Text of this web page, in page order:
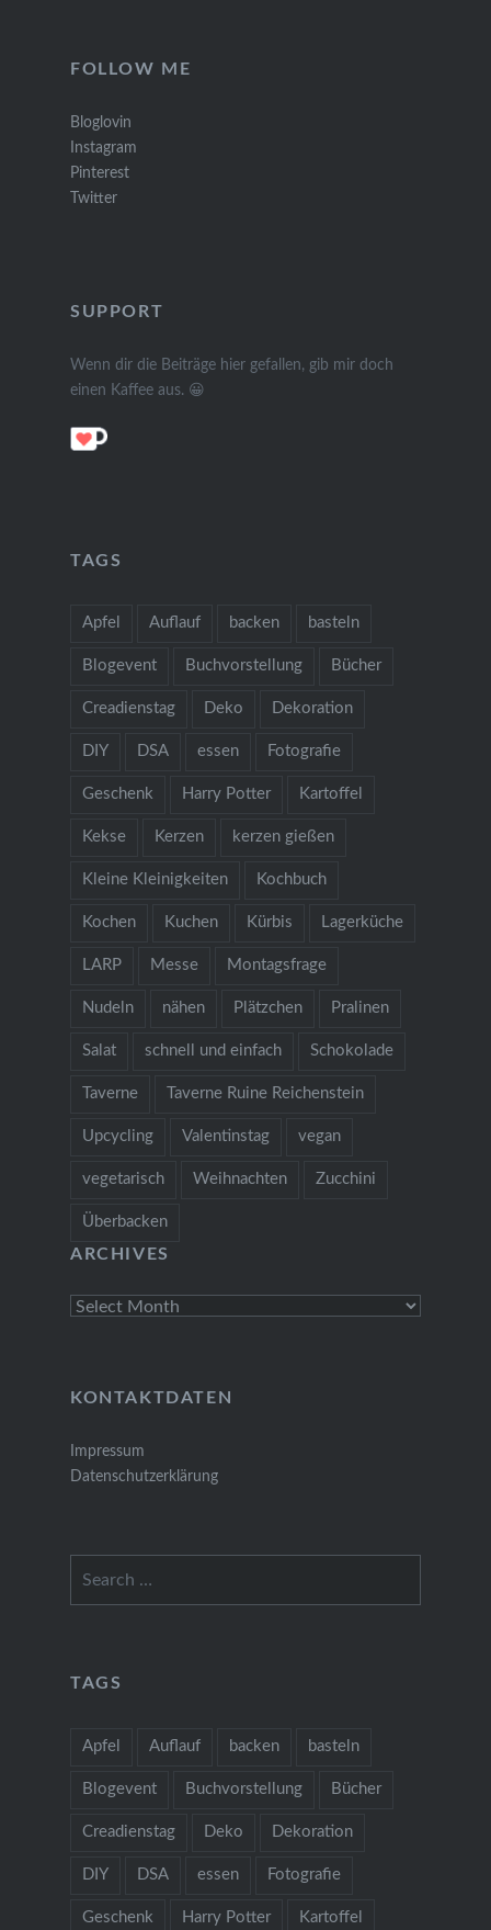
FOLLOW ME
Bloglovin
Instagram
Pinterest
Twitter
SUPPORT
Wenn dir die Beiträge hier gefallen, gib mir doch
einen Kaffee aus. 😀
TAGS
Apfel Auflauf backen basteln
Blogevent Buchvorstellung Bücher
Creadienstag Deko Dekoration
DIY DSA essen Fotografie
Geschenk Harry Potter Kartoffel
Kekse Kerzen kerzen gießen
Kleine Kleinigkeiten Kochbuch
Kochen Kuchen Kürbis Lagerküche
LARP Messe Montagsfrage
Nudeln nähen Plätzchen Pralinen
Salat schnell und einfach Schokolade
Taverne Taverne Ruine Reichenstein
Upcycling Valentinstag vegan
vegetarisch Weihnachten Zucchini
Überbacken
ARCHIVES
Archives
KONTAKTDATEN
Impressum
Datenschutzerklärung
TAGS
Apfel Auflauf backen basteln
Blogevent Buchvorstellung Bücher
Creadienstag Deko Dekoration
DIY DSA essen Fotografie
Geschenk Harry Potter Kartoffel